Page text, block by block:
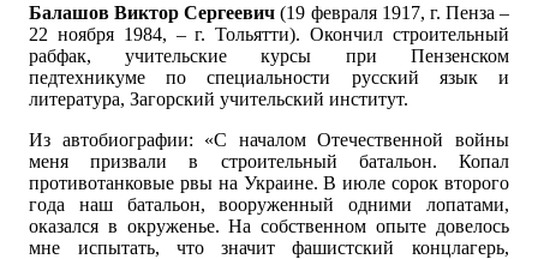
Балашов Виктор Сергеевич (19 февраля 1917, г. Пенза –
22 ноября 1984, – г. Тольятти). Окончил строительный
рабфак, учительские курсы при Пензенском
педтехникуме по специальности русский язык и
литература, Загорский учительский институт.
Из автобиографии: «С началом Отечественной войны
меня призвали в строительный батальон. Копал
противотанковые рвы на Украине. В июле сорок второго
года наш батальон, вооруженный одними лопатами,
оказался в окруженье. На собственном опыте довелось
мне испытать, что значит фашистский концлагерь,